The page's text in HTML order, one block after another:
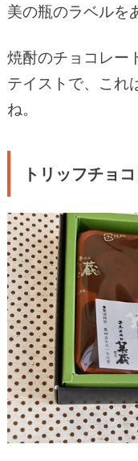
美の瓶のラベルを
焼酎のチョコレー
テイストで、これ
ね。
トリッフチョ